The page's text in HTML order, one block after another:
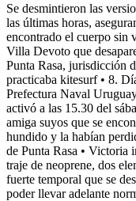
Se desmintieron las
las últimas horas,
encontrado el cuerpo sin
Villa Devoto que
Punta Rasa, jurisdicción
practicaba kitesurf • 8.
Prefectura Naval
activó a las 15.30 del
amiga suyos que se
hundido y la habían
de Punta Rasa • Victoria
traje de neoprene, dos
fuerte temporal que se
poder llevar adelante